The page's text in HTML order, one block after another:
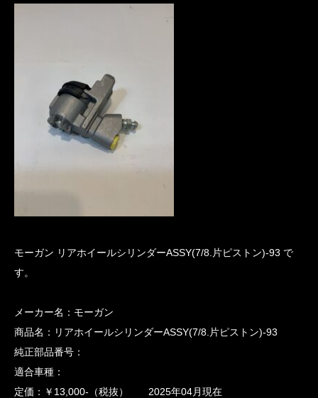
モーガン リアホイールシリンダーASSY(7/8.片ピストン)-93 で
す。
メーカー名：モーガン
商品名：リアホイールシリンダーASSY(7/8.片ピストン)-93
純正部品番号：
適合車種：
定価：￥13,000-（税抜） 2025年04月現在